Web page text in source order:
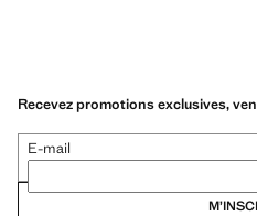
Recevez promotions exclusives,
E-mail